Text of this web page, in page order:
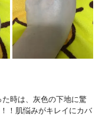
時は、灰色の下地に驚
！肌悩みがキレイにカバ